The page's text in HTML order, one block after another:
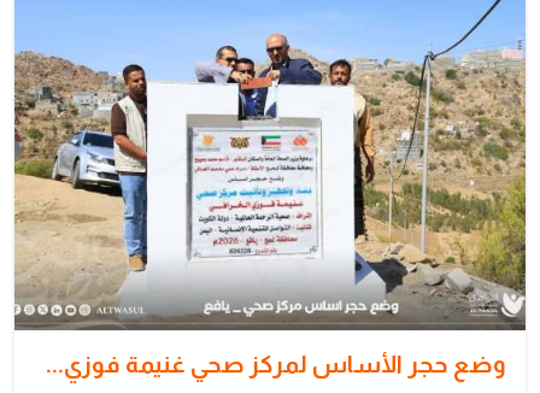
وضع حجر الأساس لمركز صحي غنيمة فوزي...